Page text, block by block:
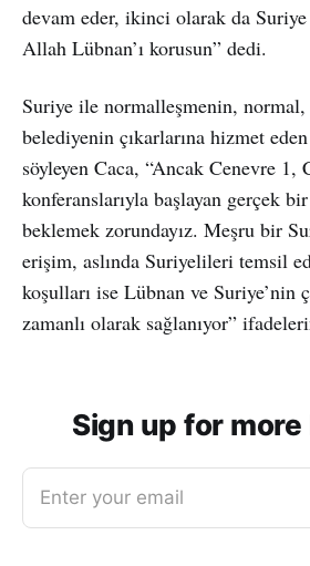
devam eder, ikinci olarak da
Allah Lübnan’ı korusun” dedi.
Suriye ile normalleşmenin, normal,
belediyenin çıkarlarına hizmet
söyleyen Caca, “Ancak Cenevre 1,
konferanslarıyla başlayan gerçek
beklemek zorundayız. Meşru bir
erişim, aslında Suriyelileri temsil
koşulları ise Lübnan ve Suriye’nin
zamanlı olarak sağlanıyor”
Sign up for
Enter your email